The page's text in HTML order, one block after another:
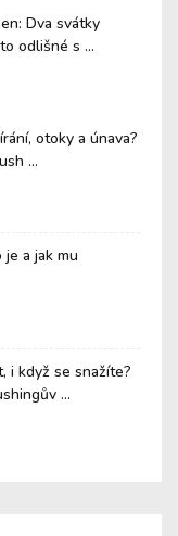
Dva svátky
odlišné s ...
otoky a únava?
...
a jak mu
i když se snažíte?
...